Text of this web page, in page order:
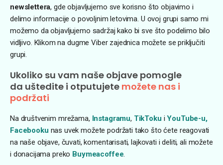
newslettera, gde objavljujemo sve korisno što objavimo i
delimo informacije o povoljnim letovima. U ovoj grupi samo mi
možemo da objavljujemo sadržaj kako bi sve što podelimo bilo
vidljivo. Klikom na dugme Viber zajednica možete se priključiti
grupi.
Ukoliko su vam naše objave pomogle
da uštedite i otputujete možete nas i
podržati
Na društvenim mrežama, Instagramu, TikToku iYouTube-u,
Facebooku nas uvek možete podržati tako što ćete reagovati
na naše objave, čuvati, komentarisati, lajkovati i deliti, ali možete
i donacijama preko Buymeacoffee